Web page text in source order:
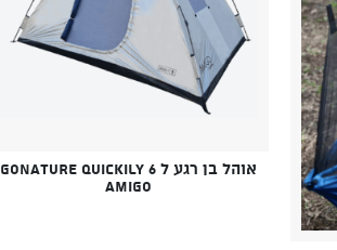
אוהל בן רגע ל 6 GONATURE QUICKILY
AMIGO